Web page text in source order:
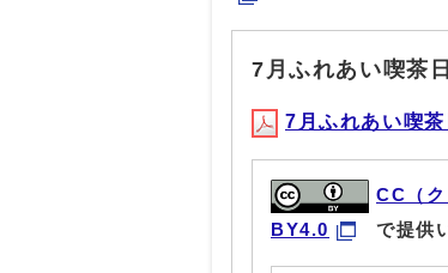
7月ふれあい喫茶
7月ふれあい喫
CC（
BY4.0
で提供